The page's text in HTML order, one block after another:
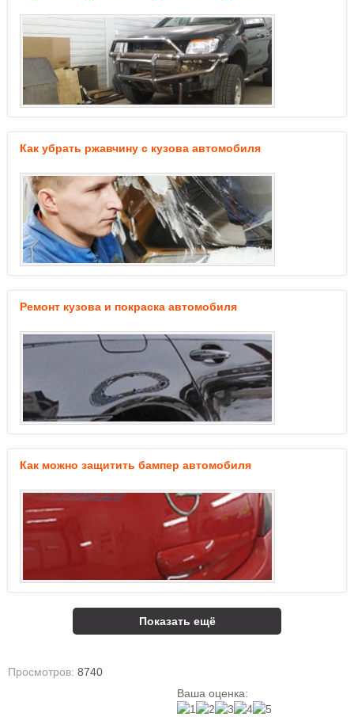
Как убрать ржавчину с кузова автомобиля
Ремонт кузова и покраска автомобиля
Как можно защитить бампер автомобиля
Показать ещё
Просмотров: 8740
Ваша оценка: